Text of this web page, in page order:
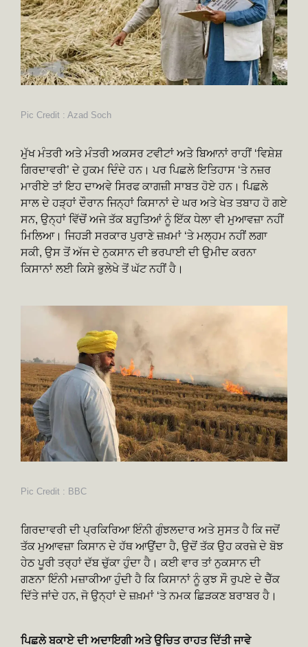
Pic Credit : Azad Soch
ਮੁੱਖ ਮੰਤਰੀ ਅਤੇ ਮੰਤਰੀ ਅਕਸਰ ਟਵੀਟਾਂ ਅਤੇ ਬਿਆਨਾਂ ਰਾਹੀਂ ‘ਵਿਸ਼ੇਸ਼
ਗਿਰਦਾਵਰੀ’ ਦੇ ਹੁਕਮ ਦਿੰਦੇ ਹਨ। ਪਰ ਪਿਛਲੇ ਇਤਿਹਾਸ ‘ਤੇ ਨਜ਼ਰ
ਮਾਰੀਏ ਤਾਂ ਇਹ ਦਾਅਵੇ ਸਿਰਫ ਕਾਗਜ਼ੀ ਸਾਬਤ ਹੋਏ ਹਨ। ਪਿਛਲੇ
ਸਾਲ ਦੇ ਹੜ੍ਹਾਂ ਦੌਰਾਨ ਜਿਨ੍ਹਾਂ ਕਿਸਾਨਾਂ ਦੇ ਘਰ ਅਤੇ ਖੇਤ ਤਬਾਹ ਹੋ ਗਏ
ਸਨ, ਉਨ੍ਹਾਂ ਵਿੱਚੋਂ ਅਜੇ ਤੱਕ ਬਹੁਤਿਆਂ ਨੂੰ ਇੱਕ ਧੇਲਾ ਵੀ ਮੁਆਵਜ਼ਾ ਨਹੀਂ
ਮਿਲਿਆ। ਜਿਹੜੀ ਸਰਕਾਰ ਪੁਰਾਣੇ ਜ਼ਖ਼ਮਾਂ ‘ਤੇ ਮਲ੍ਹਮ ਨਹੀਂ ਲਗਾ
ਸਕੀ, ਉਸ ਤੋਂ ਅੱਜ ਦੇ ਨੁਕਸਾਨ ਦੀ ਭਰਪਾਈ ਦੀ ਉਮੀਦ ਕਰਨਾ
ਕਿਸਾਨਾਂ ਲਈ ਕਿਸੇ ਭੁਲੇਖੇ ਤੋਂ ਘੱਟ ਨਹੀਂ ਹੈ।
Pic Credit : BBC
ਗਿਰਦਾਵਰੀ ਦੀ ਪ੍ਰਕਿਰਿਆ ਇੰਨੀ ਗੁੰਝਲਦਾਰ ਅਤੇ ਸੁਸਤ ਹੈ ਕਿ ਜਦੋਂ
ਤੱਕ ਮੁਆਵਜ਼ਾ ਕਿਸਾਨ ਦੇ ਹੱਥ ਆਉਂਦਾ ਹੈ, ਉਦੋਂ ਤੱਕ ਉਹ ਕਰਜ਼ੇ ਦੇ ਬੋਝ
ਹੇਠ ਪੂਰੀ ਤਰ੍ਹਾਂ ਦੱਬ ਚੁੱਕਾ ਹੁੰਦਾ ਹੈ। ਕਈ ਵਾਰ ਤਾਂ ਨੁਕਸਾਨ ਦੀ
ਗਣਨਾ ਇੰਨੀ ਮਜ਼ਾਕੀਆ ਹੁੰਦੀ ਹੈ ਕਿ ਕਿਸਾਨਾਂ ਨੂੰ ਕੁਝ ਸੌ ਰੁਪਏ ਦੇ ਚੈੱਕ
ਦਿੱਤੇ ਜਾਂਦੇ ਹਨ, ਜੋ ਉਨ੍ਹਾਂ ਦੇ ਜ਼ਖ਼ਮਾਂ ‘ਤੇ ਨਮਕ ਛਿੜਕਣ ਬਰਾਬਰ ਹੈ।
ਪਿਛਲੇ ਬਕਾਏ ਦੀ ਅਦਾਇਗੀ ਅਤੇ ਉਚਿਤ ਰਾਹਤ ਦਿੱਤੀ ਜਾਵੇ